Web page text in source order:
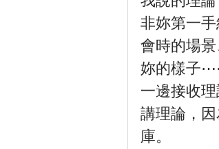
非妳第一
會時的場
妳的樣子
一邊接收
講理論，
庫。